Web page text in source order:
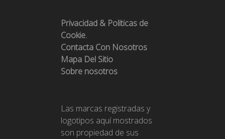
Privacidad & Politicas de
Cookie.
Contacta Con Nosotros
Mapa Del Sitio
Sobre nosotros
Las marcas registradas y
logotipos aquí mostrados
son propiedad de sus